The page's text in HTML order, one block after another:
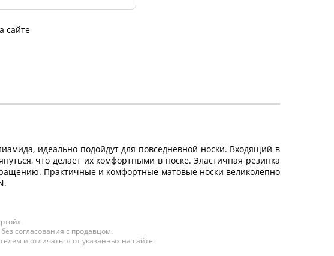
сайте
идеально подойдут для повседневной носки. Входящий в
что делает их комфортными в носке. Эластичная резинка
Практичные и комфортные матовые носки великолепно
согласования с продавцом.
и отличаться от указанных на сайте.